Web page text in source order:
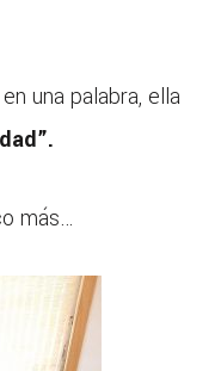
una palabra, ella
más…